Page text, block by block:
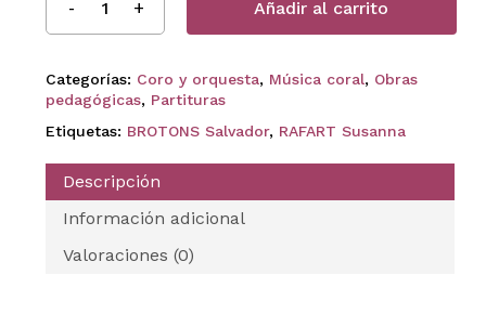
Añadir al carrito
Categorías: Coro y orquesta, Música coral, Obras
pedagógicas, Partituras
Etiquetas: BROTONS Salvador, RAFART Susanna
Descripción
Información adicional
Valoraciones (0)